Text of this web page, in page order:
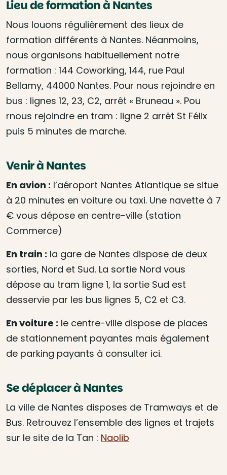
Lieu de formation à Nantes
Nous louons régulièrement des lieux de
formation différents à Nantes. Néanmoins,
nous organisons habituellement notre
formation : 144 Coworking, 144, rue Paul
Bellamy, 44000 Nantes. Pour nous rejoindre en
bus : lignes 12, 23, C2, arrêt « Bruneau ». Pou
rnous rejoindre en tram : ligne 2 arrêt St Félix
puis 5 minutes de marche.
Venir à Nantes
En avion : l’aéroport Nantes Atlantique se situe
à 20 minutes en voiture ou taxi. Une navette à 7
€ vous dépose en centre-ville (station
Commerce)
En train : la gare de Nantes dispose de deux
sorties, Nord et Sud. La sortie Nord vous
dépose au tram ligne 1, la sortie Sud est
desservie par les bus lignes 5, C2 et C3.
En voiture : le centre-ville dispose de places
de stationnement payantes mais également
de parking payants à consulter ici.
Se déplacer à Nantes
La ville de Nantes disposes de Tramways et de
Bus. Retrouvez l’ensemble des lignes et trajets
sur le site de la Tan : Naolib